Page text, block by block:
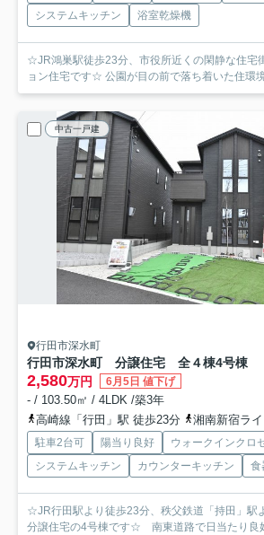
システムキッチン
浴室乾燥機
☆JR鴻巣駅徒歩23分、市役所近くの閑静な住宅
ョン住宅です☆ 公園が目の前で落ち着いた住
中古一戸建
行田市深水町
行田市深水町 分譲住宅 全４棟4号棟
2,580万円 6月5日 値下げ
- / 103.50㎡ / 4LDK /築3年
高崎線「行田」駅 徒歩23分
湘南新宿ライン
駐車2台可 陽当り良好
ウォークインクロ
システムキッチン
カウンターキッチン 食
☆JR行田駅より徒歩23分、秩父鉄道「持田」駅
分譲住宅の4号棟です☆ 南東道路で日当たり